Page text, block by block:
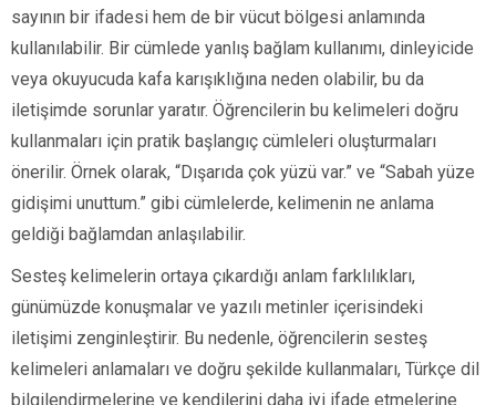
sayının bir ifadesi hem de bir vücut bölgesi anlamında
kullanılabilir. Bir cümlede yanlış bağlam kullanımı, dinleyicide
veya okuyucuda kafa karışıklığına neden olabilir, bu da
iletişimde sorunlar yaratır. Öğrencilerin bu kelimeleri doğru
kullanmaları için pratik başlangıç cümleleri oluşturmaları
önerilir. Örnek olarak, “Dışarıda çok yüzü var.” ve “Sabah yüze
gidişimi unuttum.” gibi cümlelerde, kelimenin ne anlama
geldiği bağlamdan anlaşılabilir.
Sesteş kelimelerin ortaya çıkardığı anlam farklılıkları,
günümüzde konuşmalar ve yazılı metinler içerisindeki
iletişimi zenginleştirir. Bu nedenle, öğrencilerin sesteş
kelimeleri anlamaları ve doğru şekilde kullanmaları, Türkçe dil
bilgilendirmelerine ve kendilerini daha iyi ifade etmelerine